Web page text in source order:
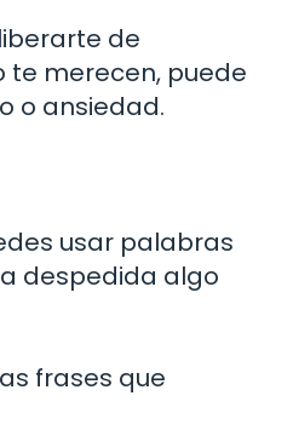
de
te merecen, puede
o ansiedad.
usar palabras
despedida algo
frases que